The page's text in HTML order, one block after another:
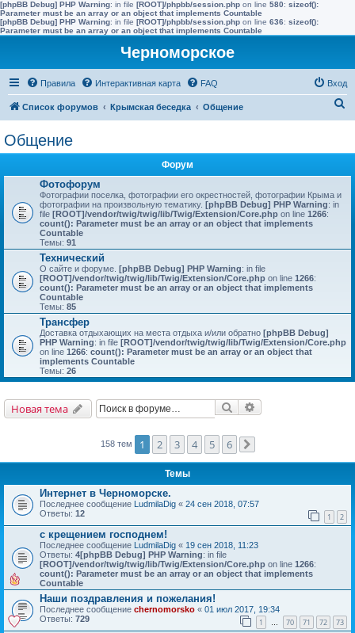
[phpBB Debug] PHP Warning: in file [ROOT]/phpbb/session.php on line 580: sizeof():
Parameter must be an array or an object that implements Countable
[phpBB Debug] PHP Warning: in file [ROOT]/phpbb/session.php on line 636: sizeof():
Parameter must be an array or an object that implements Countable
Черноморское
Правила Интерактивная карта FAQ Вход
Список форумов Крымская беседка Общение
Общение
Форум
Фотофорум
Фотографии поселка, фотографии его окрестностей, фотографии Крыма и
фотографии на произвольную тематику. [phpBB Debug] PHP Warning: in
file [ROOT]/vendor/twig/twig/lib/Twig/Extension/Core.php on line 1266:
count(): Parameter must be an array or an object that implements
Countable
Темы: 91
Технический
О сайте и форуме. [phpBB Debug] PHP Warning: in file
[ROOT]/vendor/twig/twig/lib/Twig/Extension/Core.php on line 1266:
count(): Parameter must be an array or an object that implements
Countable
Темы: 85
Трансфер
Доставка отдыхающих на места отдыха и/или обратно [phpBB Debug]
PHP Warning: in file [ROOT]/vendor/twig/twig/lib/Twig/Extension/Core.php
on line 1266: count(): Parameter must be an array or an object that
implements Countable
Темы: 26
Новая тема Поиск
158 тем 1 2 3 4 5 6
Темы
Интернет в Черноморске.
Последнее сообщение LudmilaDig « 24 сен 2018, 07:57
Ответы: 12 1 2
с крещением господнем!
Последнее сообщение LudmilaDig « 19 сен 2018, 11:23
Ответы: 4[phpBB Debug] PHP Warning: in file
[ROOT]/vendor/twig/twig/lib/Twig/Extension/Core.php on line 1266:
count(): Parameter must be an array or an object that implements
Countable
Наши поздравления и пожелания!
Последнее сообщение chernomorsko « 01 июл 2017, 19:34
Ответы: 729 1 … 70 71 72 73